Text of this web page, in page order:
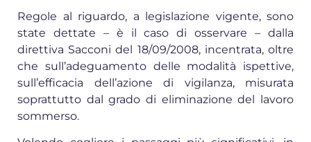
Regole al riguardo, a legislazione vigente, sono
state dettate – è il caso di osservare – dalla
direttiva Sacconi del 18/09/2008, incentrata, oltre
che sull’adeguamento delle modalità ispettive,
sull’efficacia dell’azione di vigilanza, misurata
soprattutto dal grado di eliminazione del lavoro
sommerso.